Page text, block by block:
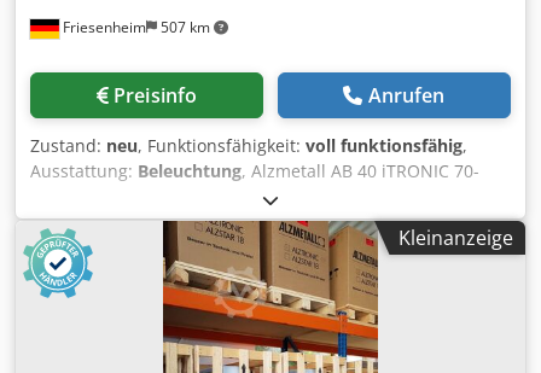
Friesenheim 507 km
Preisinfo Anrufen
Zustand: neu, Funktionsfähigkeit: voll funktionsfähig,
Ausstattung: Beleuchtung, Alzmetall AB 40 iTRONIC 70-
4000U/min Säulenbohrmaschine Zustand: neu
Bohrvermögen Stahl E335 (ST 60) : 50 mm
Gewindeschneiden Stahl: E335 (ST 60): M 30
Spindelaufnahme: MK 4 Spindelhub: 160 mm Ausladung:
300 mm Säulendurchmesser: 145 mm SpindeldrehzahlL
U/MIN: 70 – 4.000 Leistung: 1,8 / 2,9 KW Ausstattung:
Csdpsy S Arysfx Ab Rerf 7“ TFT – LCD-Display mit Touch-
Kleinanzeige